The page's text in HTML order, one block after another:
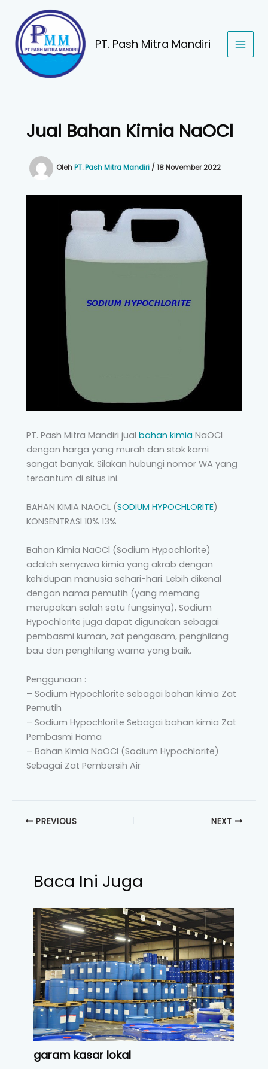
konten
PT. Pash Mitra Mandiri
Jual Bahan Kimia NaOCl
OlehPT. Pash Mitra Mandiri / 18 November 2022
PT. Pash Mitra Mandiri jual bahan kimia NaOCl
dengan harga yang murah dan stok kami
sangat banyak. Silakan hubungi nomor WA yang
tercantum di situs ini.
BAHAN KIMIA NAOCL (SODIUM HYPOCHLORITE)
KONSENTRASI 10% 13%
Bahan Kimia NaOCl (Sodium Hypochlorite)
adalah senyawa kimia yang akrab dengan
kehidupan manusia sehari-hari. Lebih dikenal
dengan nama pemutih (yang memang
merupakan salah satu fungsinya), Sodium
Hypochlorite juga dapat digunakan sebagai
pembasmi kuman, zat pengasam, penghilang
bau dan penghilang warna yang baik.
Penggunaan :
– Sodium Hypochlorite sebagai bahan kimia Zat
Pemutih
– Sodium Hypochlorite Sebagai bahan kimia Zat
Pembasmi Hama
– Bahan Kimia NaOCl (Sodium Hypochlorite)
Sebagai Zat Pembersih Air
PREVIOUS NEXT
Baca Ini Juga
garam kasar lokal